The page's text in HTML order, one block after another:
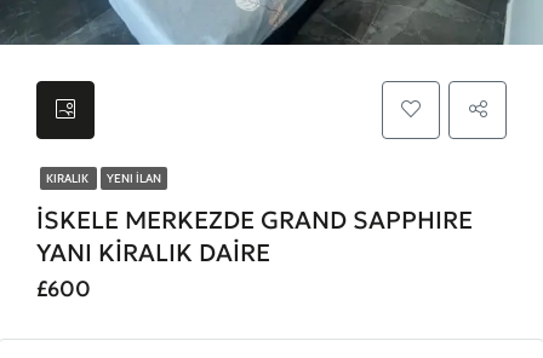
KIRALIK YENI İLAN
İSKELE MERKEZDE GRAND SAPPHIRE
YANI KİRALIK DAİRE
£600